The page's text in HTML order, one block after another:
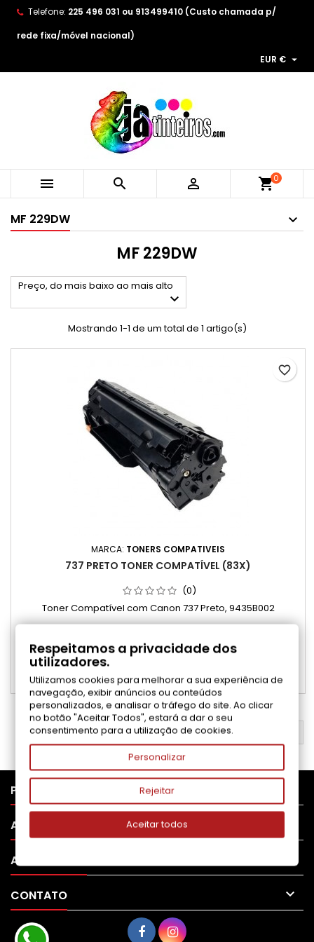
Telefone: 225 496 031 ou 913499410 (Custo chamada p/
rede fixa/móvel nacional)
EUR € 
   shopping_cart0
MF 229DW
MF 229DW
Preço, do mais baixo ao mais alto

Mostrando 1-1 de um total de 1 artigo(s)
MARCA: TONERS COMPATIVEIS
737 PRETO TONER COMPATÍVEL (83X)
(0)
Toner Compatível com Canon 737 Preto, 9435B002
 Adicionar ao carrinho
Disponível
favorite_border
VOLTAR AO TOPO
PRODUTOS
APOIO AO CLIENTE
A SUA CONTA 
CONTATO 
As minhas listas de desejos ×
((modalTitle)) ×
((cancelText)) ((modalDeleteText))
Create wishlist ×
Wishlist name
Cancelar Create wishlist
Entrar ×
You need to be logged in to save products in your
wishlist.
Cancelar
Respeitamos a privacidade dos
utilizadores.
Utilizamos cookies para melhorar a sua experiência de
navegação, exibir anúncios ou conteúdos
personalizados, e analisar o tráfego do site. Ao clicar
no botão "Aceitar Todos", estará a dar o seu
consentimento para a utilização de cookies.
Personalizar
Rejeitar
Aceitar todos